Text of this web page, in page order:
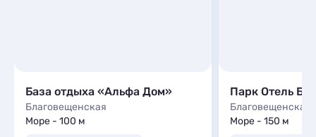
База отдыха «Альфа Дом»
Благовещенская
Море - 100 м
Парк Отель
Благовещенская
Море - 150 м